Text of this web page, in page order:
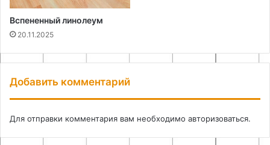
Вспененный линолеум
20.11.2025
Добавить комментарий
Для отправки комментария вам необходимо авторизоваться.